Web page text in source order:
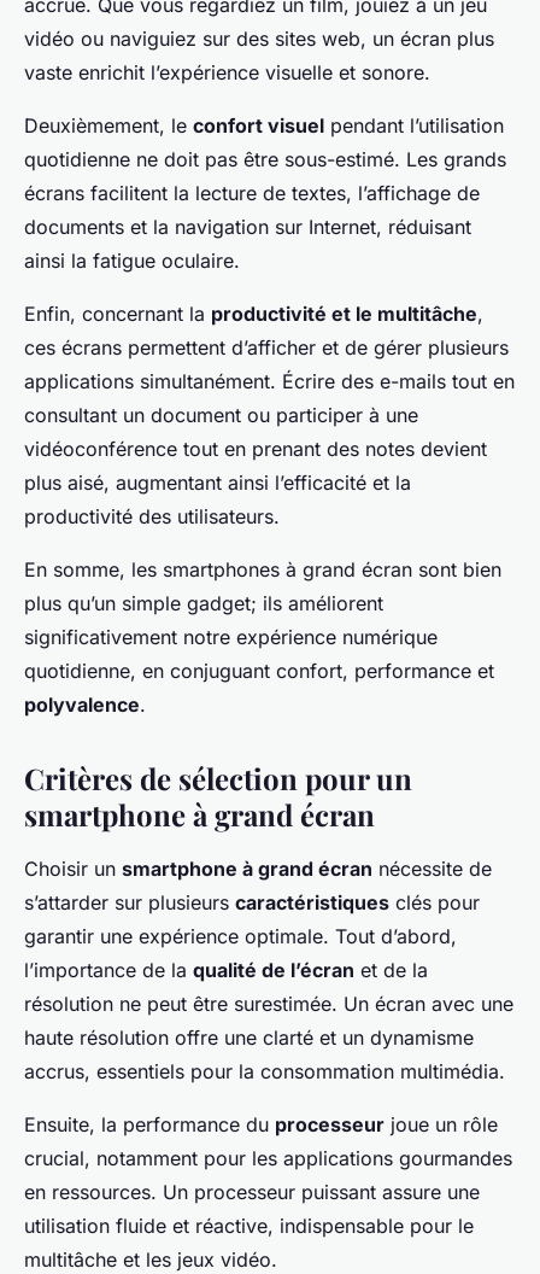
accrue. Que vous regardiez un film, jouiez à un jeu
vidéo ou naviguiez sur des sites web, un écran plus
vaste enrichit l’expérience visuelle et sonore.
Deuxièmement, le confort visuel pendant l’utilisation
quotidienne ne doit pas être sous-estimé. Les grands
écrans facilitent la lecture de textes, l’affichage de
documents et la navigation sur Internet, réduisant
ainsi la fatigue oculaire.
Enfin, concernant la productivité et le multitâche,
ces écrans permettent d’afficher et de gérer plusieurs
applications simultanément. Écrire des e-mails tout en
consultant un document ou participer à une
vidéoconférence tout en prenant des notes devient
plus aisé, augmentant ainsi l’efficacité et la
productivité des utilisateurs.
En somme, les smartphones à grand écran sont bien
plus qu’un simple gadget; ils améliorent
significativement notre expérience numérique
quotidienne, en conjuguant confort, performance et
polyvalence.
Critères de sélection pour un
smartphone à grand écran
Choisir un smartphone à grand écran nécessite de
s’attarder sur plusieurs caractéristiques clés pour
garantir une expérience optimale. Tout d’abord,
l’importance de la qualité de l’écran et de la
résolution ne peut être surestimée. Un écran avec une
haute résolution offre une clarté et un dynamisme
accrus, essentiels pour la consommation multimédia.
Ensuite, la performance du processeur joue un rôle
crucial, notamment pour les applications gourmandes
en ressources. Un processeur puissant assure une
utilisation fluide et réactive, indispensable pour le
multitâche et les jeux vidéo.